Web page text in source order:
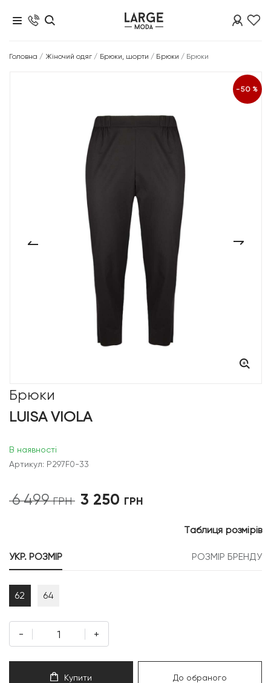
Головна / Жіночий одяг / Брюки, шорти / Брюки / Брюки
-50%
Брюки
LUISA VIOLA
В наявності
Артикул: P297F0-33
6 499ГРН
Оригінальна
3 250 ГРН
УКР. РОЗМІР
РОЗМІР БРЕНДУ
Таблиця розмірів
62 64
- +
Купити До обраного